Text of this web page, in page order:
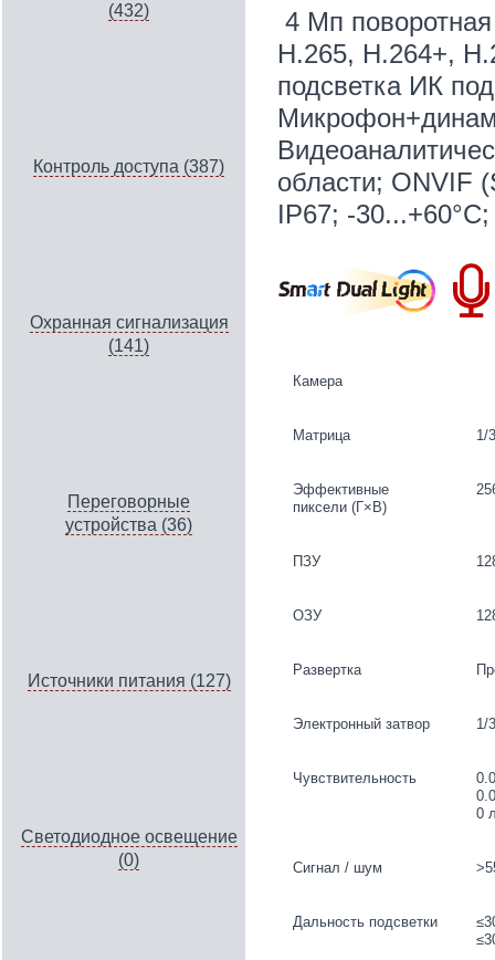
(432)
Контроль доступа (387)
Охранная сигнализация
(141)
Переговорные
устройства (36)
Источники питания (127)
Светодиодное освещение
(0)
4 Мп
H.265, H.264+,
подсветка ИК
области; ONVIF
IP67; -
Камера
Матрица 1/
Эффективные
пиксели (Г×В)
ПЗУ
ОЗУ
Развертка
Электронный затвор 1/
Чувствительность
0
Сигнал / шум
Дальность подсветки